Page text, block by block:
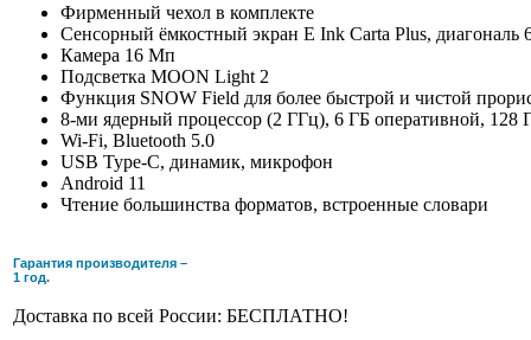
Фирменный чехол в комплекте
Сенсорный ёмкостный экран E Ink Carta Plus, диагональ
Камера 16 Мп
Подсветка MOON Light 2
Функция SNOW Field для более быстрой и чистой
8-ми ядерный процессор (2 ГГц), 6 ГБ оперативной, 128
Wi-Fi, Bluetooth 5.0
USB Type-C, динамик, микрофон
Android 11
Чтение большинства форматов, встроенные словари
Гарантия производителя –
1 год.
Доставка по всей России: БЕСПЛАТНО!